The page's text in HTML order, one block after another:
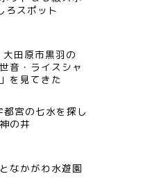
ろスポット
田原市黒羽の
音・ライスシャ
を見てきた
宮の七水を探し
の井
なかがわ水遊園